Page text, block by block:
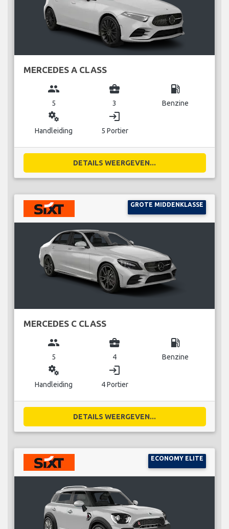
MERCEDES A CLASS
group
5
business_center
3
local_gas_station
Benzine
miscellaneous_services
Handleiding
login
5 Portier
DETAILS WEERGEVEN...
GROTE MIDDENKLASSE
MERCEDES C CLASS
group
5
business_center
4
local_gas_station
Benzine
miscellaneous_services
Handleiding
login
4 Portier
DETAILS WEERGEVEN...
ECONOMY ELITE